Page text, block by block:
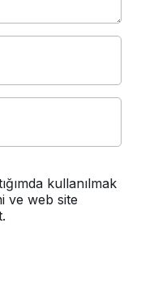
kullanılmak
ve web site